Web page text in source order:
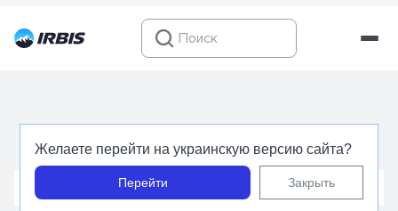
Желаете перейти на украинскую версию сайта?
Перейти Закрыть
Съемники гидравлические
Съемники механические Съемники с двумя